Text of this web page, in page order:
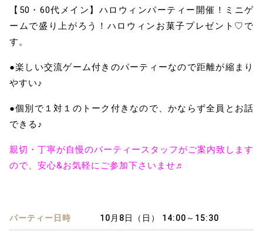
【50・60代メイン】ハロウィンパーティー開催！ミニゲ
ームで盛り上がろう！ハロウィンお菓子プレゼント♡で
す。
●楽しい交流ゲーム付きのパーティーなので距離が縮まり
やすい♪
●個別で１対１のトーク付きなので、かならず全員とお話
できる♪
親切・丁寧が自慢のパーティースタッフがご案内致します
ので、安心&お気軽にご参加下さいませ♬
パーティー日時 10月8日（日） 14:00～15:30